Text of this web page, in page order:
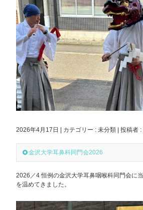
2026年4月17日 カテゴリー : 未分類 投稿者
金沢大学耳鼻科同門会2026
2026／4 恒例の金沢大学耳鼻咽喉科同門会に
を温めてきました。